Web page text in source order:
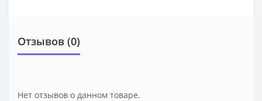
Отзывов (0)
Нет отзывов о данном товаре.